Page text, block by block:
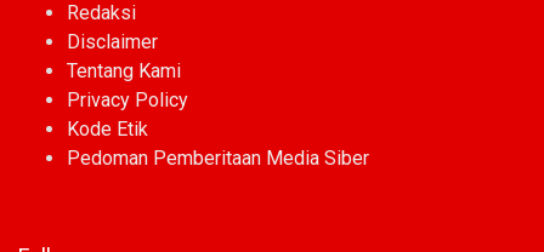
Redaksi
Disclaimer
Tentang Kami
Privacy Policy
Kode Etik
Pedoman Pemberitaan Media Siber